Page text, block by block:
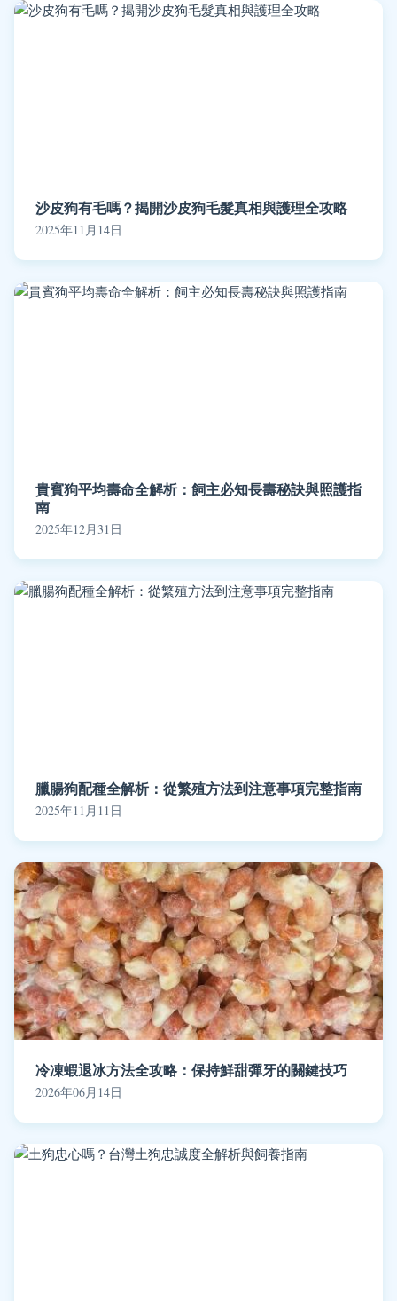
沙皮狗有毛嗎？揭開沙皮狗毛髮真相與護理全攻略
2025年11月14日
貴賓狗平均壽命全解析：飼主必知長壽秘訣與照護指
南
2025年12月31日
臘腸狗配種全解析：從繁殖方法到注意事項完整指南
2025年11月11日
冷凍蝦退冰方法全攻略：保持鮮甜彈牙的關鍵技巧
2026年06月14日